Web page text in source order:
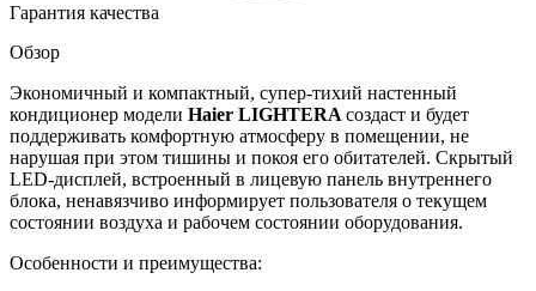
Гарантия качества
Обзор
Экономичный и компактный, супер-тихий настенный
кондиционер модели Haier LIGHTERA создаст и будет
поддерживать комфортную атмосферу в помещении, не
нарушая при этом тишины и покоя его обитателей. Скрытый
LED-дисплей, встроенный в лицевую панель внутреннего
блока, ненавязчиво информирует пользователя о текущем
состоянии воздуха и рабочем состоянии оборудования.
Особенности и преимущества: